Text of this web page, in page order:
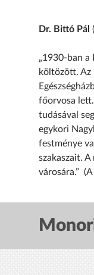
Dr. Bittó Pál
„1930-ban a
költözött. Az
főorvosa
tudásával
egykori
festménye
szakaszait.
városára.”